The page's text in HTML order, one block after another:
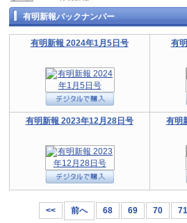
有明新報バックナンバー
有明新報 2024年1月5日号 有
有明新報 2023年12月28日号 有明
<< 前へ 68 69 70 71